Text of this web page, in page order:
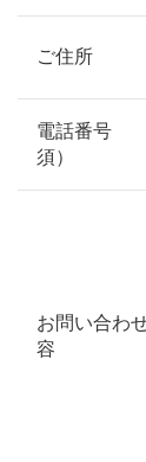
ご住所
電話番号
須）
お問い合わ
容